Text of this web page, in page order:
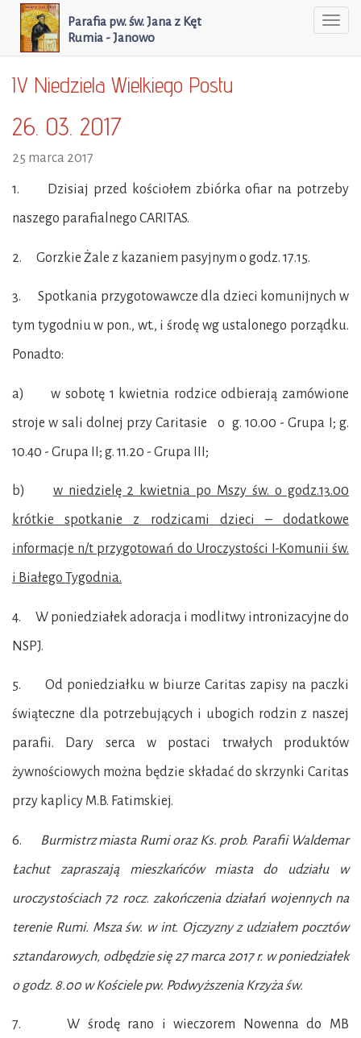
Parafia pw. św. Jana z Kęt
Rumia - Janowo
IV Niedziela Wielkiego Postu
26. 03. 2017
25 marca 2017
1. Dzisiaj przed kościołem zbiórka ofiar na potrzeby
naszego parafialnego CARITAS.
2. Gorzkie Żale z kazaniem pasyjnym o godz. 17.15.
3. Spotkania przygotowawcze dla dzieci komunijnych w
tym tygodniu w pon., wt., i środę wg ustalonego porządku.
Ponadto:
a) w sobotę 1 kwietnia rodzice odbierają zamówione
stroje w sali dolnej przy Caritasie o g. 10.00 - Grupa I; g.
10.40 - Grupa II; g. 11.20 - Grupa III;
b) w niedzielę 2 kwietnia po Mszy św. o godz.13.00
krótkie spotkanie z rodzicami dzieci – dodatkowe
informacje n/t przygotowań do Uroczystości I-Komunii św.
i Białego Tygodnia.
4. W poniedziałek adoracja i modlitwy intronizacyjne do
NSPJ.
5. Od poniedziałku w biurze Caritas zapisy na paczki
świąteczne dla potrzebujących i ubogich rodzin z naszej
parafii. Dary serca w postaci trwałych produktów
żywnościowych można będzie składać do skrzynki Caritas
przy kaplicy M.B. Fatimskiej.
6.
Burmistrz miasta Rumi oraz Ks. prob. Parafii Waldemar
Łachut zapraszają mieszkańców miasta do udziału w
uroczystościach 72 rocz. zakończenia działań wojennych na
terenie Rumi. Msza św. w int. Ojczyzny z udziałem pocztów
sztandarowych, odbędzie się 27 marca 2017 r. w poniedziałek
o godz. 8.00 w Kościele pw. Podwyższenia Krzyża św.
7. W środę rano i wieczorem Nowenna do MB